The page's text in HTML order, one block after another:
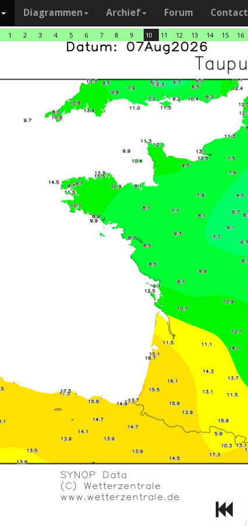
Diagrammen Archief Forum Contact
1 2 3 4 5 6 7 8 9 10 11 12 13 14 15 16